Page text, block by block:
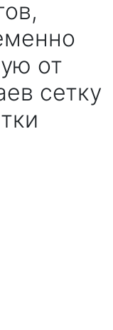
от
сетку